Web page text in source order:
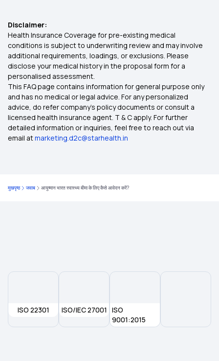
Disclaimer:
Health Insurance Coverage for pre-existing medical
conditions is subject to underwriting review and may involve
additional requirements, loadings, or exclusions. Please
disclose your medical history in the proposal form for a
personalised assessment.
This FAQ page contains information for general purpose only
and has no medical or legal advice. For any personalized
advice, do refer company's policy documents or consult a
licensed health insurance agent. T & C apply. For further
detailed information or inquiries, feel free to reach out via
email atmarketing.d2c@starhealth.in
मुखपृष्ठ जवाब आयुष्मान भारत स्वास्थ्य बीमा के लिए कैसे आवेदन करें?
ISO 22301 ISO/IEC 27001
ISO
9001:2015